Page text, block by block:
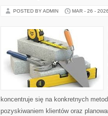
POSTED BY ADMIN MAR - 26 - 2026
koncentruje się na konkretnych
pozyskiwaniem klientów oraz